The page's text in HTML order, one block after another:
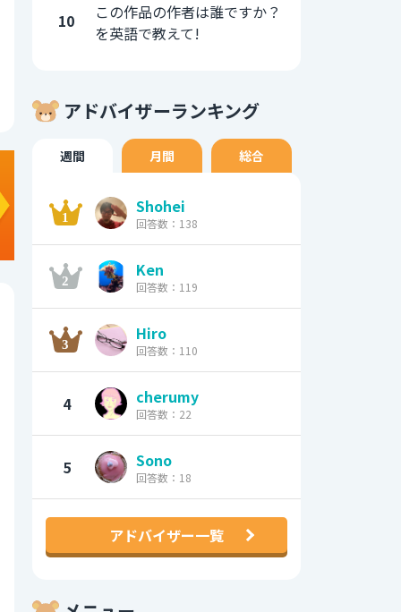
10
この作品の作者は誰ですか？
を英語で教えて!
アドバイザーランキング
週間 月間 総合
Shohei
回答数：138
Ken
回答数：119
Hiro
回答数：110
4 cherumy
回答数：22
5 Sono
回答数：18
アドバイザー一覧